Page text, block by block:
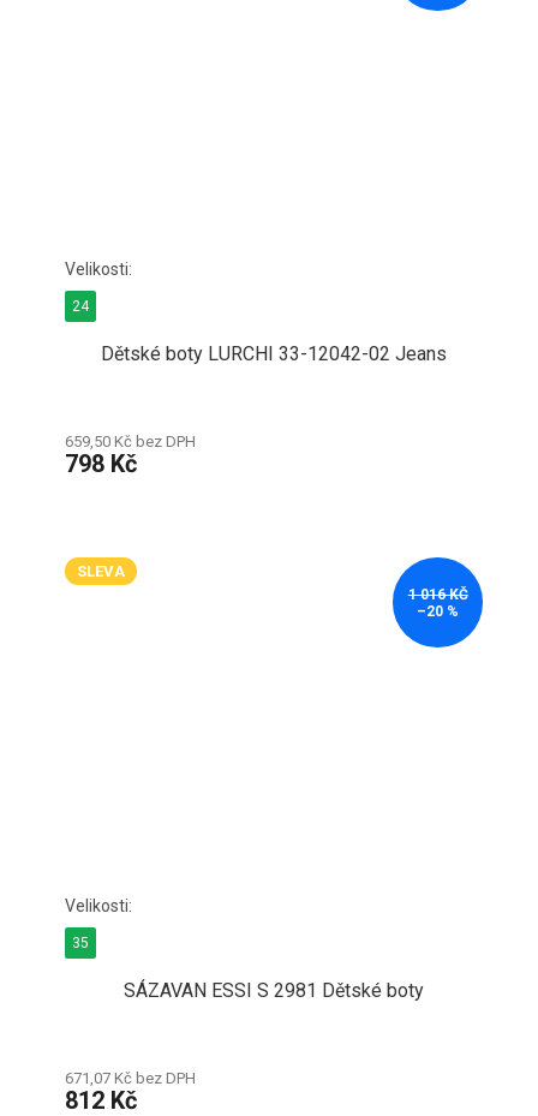
Dětské boty LURCHI 33-12042-02 Jeans
659,50 Kč bez DPH
798 Kč
24
SLEVA
1 016 KČ
–20 %
SÁZAVAN ESSI S 2981 Dětské boty
671,07 Kč bez DPH
812 Kč
35